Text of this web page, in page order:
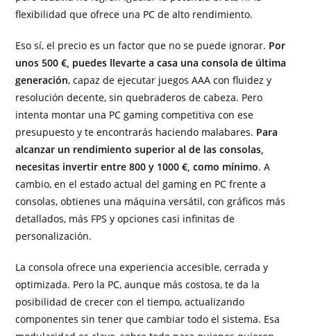
flexibilidad que ofrece una PC de alto rendimiento.
Eso sí, el precio es un factor que no se puede ignorar. Por
unos 500 €, puedes llevarte a casa una consola de última
generación, capaz de ejecutar juegos AAA con fluidez y
resolución decente, sin quebraderos de cabeza. Pero
intenta montar una PC gaming competitiva con ese
presupuesto y te encontrarás haciendo malabares. Para
alcanzar un rendimiento superior al de las consolas,
necesitas invertir entre 800 y 1000 €, como mínimo. A
cambio, en el estado actual del gaming en PC frente a
consolas, obtienes una máquina versátil, con gráficos más
detallados, más FPS y opciones casi infinitas de
personalización.
La consola ofrece una experiencia accesible, cerrada y
optimizada. Pero la PC, aunque más costosa, te da la
posibilidad de crecer con el tiempo, actualizando
componentes sin tener que cambiar todo el sistema. Esa